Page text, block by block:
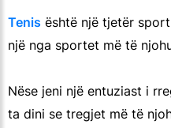
Tenis është një tjetër
një nga sportet më të
Nëse jeni një entuziast i
ta dini se tregjet më të